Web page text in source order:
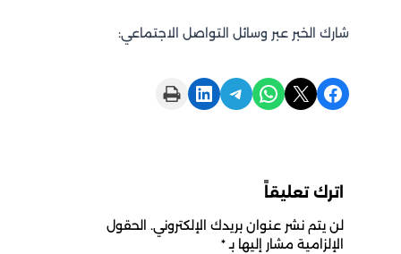
شارك الخبر عبر وسائل التواصل الاجتماعي:
Share on Facebook
Share on X
Share on WhatsApp
Share on Telegram
Share on LinkedIn
Print this Page
اترك تعليقاً
لن يتم نشر عنوان بريدك الإلكتروني. الحقول
الإلزامية مشار إليها بـ*